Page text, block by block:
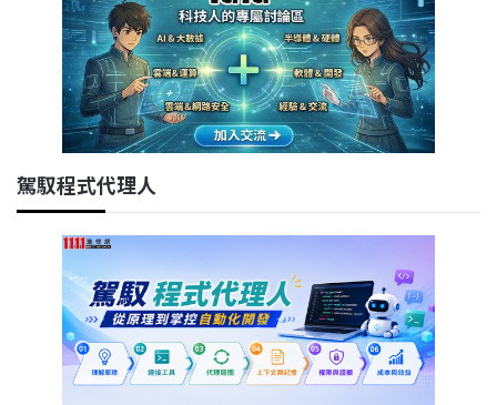
駕馭程式代理人